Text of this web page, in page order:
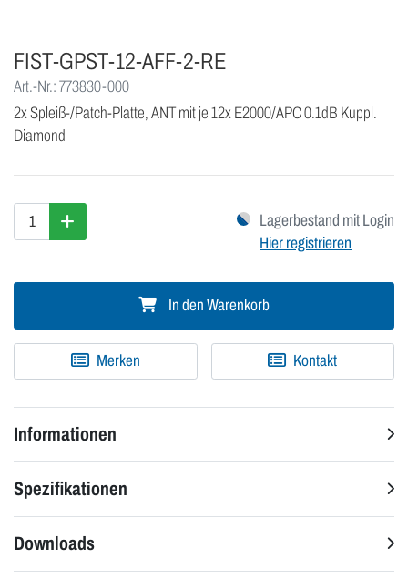
FIST-GPST-12-AFF-2-RE
Art.-Nr.: 773830-000
2x Spleiß-/Patch-Platte, ANT mit je 12x E2000/APC 0.1dB Kuppl.
Diamond
Lagerbestand mit Login
Hier registrieren
In den Warenkorb
Merken Kontakt
Informationen
Spezifikationen
Downloads